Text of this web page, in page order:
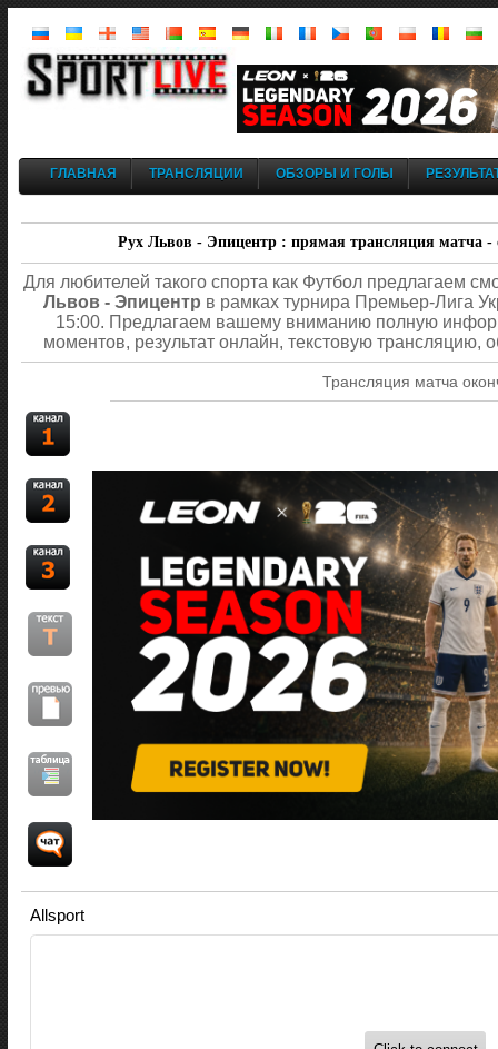
ГЛАВНАЯ ТРАНСЛЯЦИИ ОБЗОРЫ И ГОЛЫ
Рух Львов - Эпицентр : прямая трансляция матча -
Для любителей такого спорта как Футбол предлагаем
Львов - Эпицентр в рамках турнира Премьер-Лига
15:00. Предлагаем вашему вниманию полную
моментов, результат онлайн, текстовую трансляцию,
Трансляция матча